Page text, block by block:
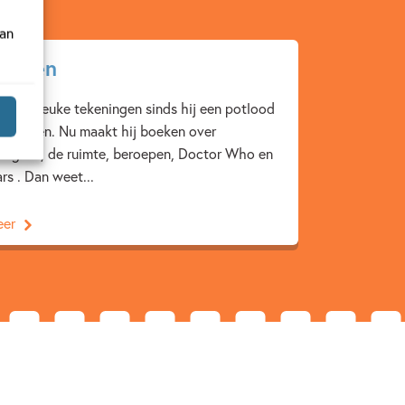
al leuke tekeningen sinds hij een potlood
Nu maakt hij boeken over
de ruimte, beroepen, Doctor Who en
. Dan weet...